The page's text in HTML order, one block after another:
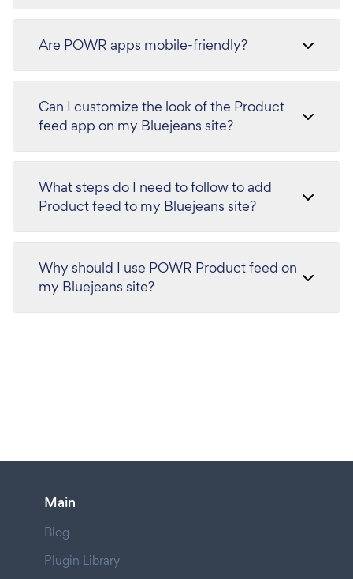
Are POWR apps mobile-friendly?
Can I customize the look of the Product
feed app on my Bluejeans site?
What steps do I need to follow to add
Product feed to my Bluejeans site?
Why should I use POWR Product feed on
my Bluejeans site?
Main
Blog
Plugin Library